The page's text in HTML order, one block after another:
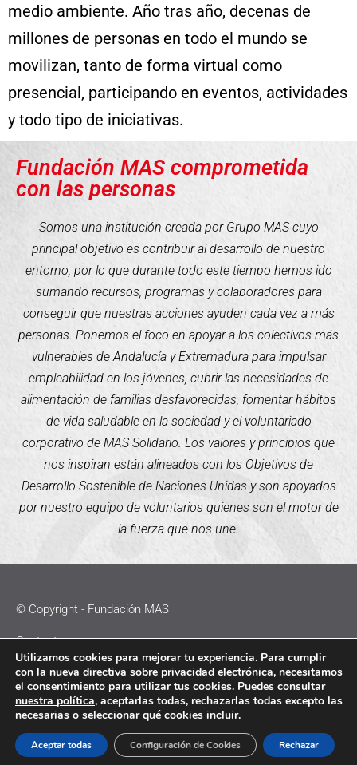
medio ambiente. Año tras año, decenas de
millones de personas en todo el mundo se
movilizan, tanto de forma virtual como
presencial, participando en eventos, actividades
y todo tipo de iniciativas.
Fundación MAS comprometida
con las personas
Somos una institución creada por Grupo MAS cuyo
principal objetivo es contribuir al desarrollo de nuestro
entorno, por lo que durante todo este tiempo hemos ido
sumando recursos, programas y colaboradores para
conseguir que nuestras acciones ayuden cada vez a más
personas. Ponemos el foco en apoyar a los colectivos más
vulnerables de Andalucía y Extremadura para impulsar
empleabilidad en los jóvenes, cubrir las necesidades de
alimentación de familias desfavorecidas, fomentar hábitos
de vida saludable en la sociedad y el voluntariado
corporativo de MAS Solidario. Los valores y principios que
nos inspiran están alineados con los Objetivos de
Desarrollo Sostenible de Naciones Unidas y son apoyados
por nuestro equipo de voluntarios quienes son el motor de
la fuerza que nos une.
© Copyright - Fundación MAS
Contacto
Política de Cookies
Política de Privacidad
Aviso Legal
Utilizamos cookies para mejorar tu experiencia. Para cumplir
con la nueva directiva sobre privacidad electrónica, necesitamos
el consentimiento para utilizar tus cookies. Puedes consultar
nuestra política, aceptarlas todas, rechazarlas todas excepto las
necesarias o seleccionar qué cookies incluir.
Aceptar todas Rechazar
Configuración de Cookies